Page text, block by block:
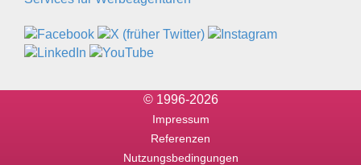
© 1996-2026
Impressum
Referenzen
Nutzungsbedingungen